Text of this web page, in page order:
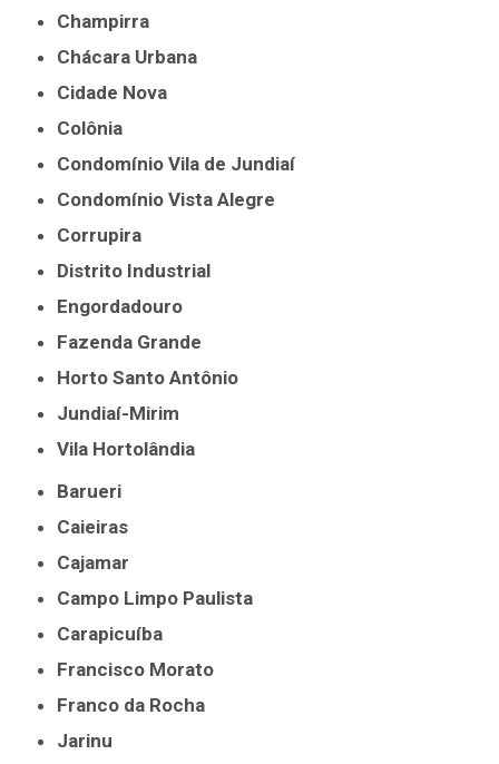
Champirra
Chácara Urbana
Cidade Nova
Colônia
Condomínio Vila de Jundiaí
Condomínio Vista Alegre
Corrupira
Distrito Industrial
Engordadouro
Fazenda Grande
Horto Santo Antônio
Jundiaí-Mirim
Vila Hortolândia
Barueri
Caieiras
Cajamar
Campo Limpo Paulista
Carapicuíba
Francisco Morato
Franco da Rocha
Jarinu